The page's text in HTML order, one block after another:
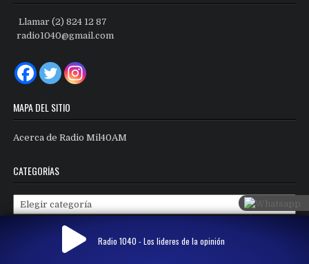
Llamar (2) 824 12 87
radio1040@gmail.com
MAPA DEL SITIO
Acerca de Radio Mil40AM
CATEGORÍAS
Categorías
Radio 1040 - Los lideres de la opinión